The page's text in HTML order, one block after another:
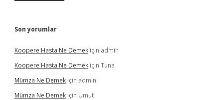
Son yorumlar
Koopere Hasta Ne Demekiçin admin
Koopere Hasta Ne Demekiçin Tuna
Mümza Ne Demekiçin admin
Mümza Ne Demekiçin Umut